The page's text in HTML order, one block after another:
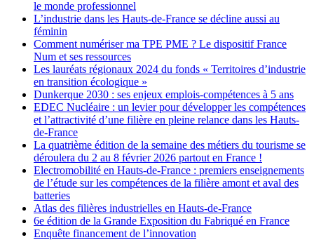
le monde professionnel
L’industrie dans les Hauts-de-France se décline aussi au
féminin
Comment numériser ma TPE PME ? Le dispositif France
Num et ses ressources
Les lauréats régionaux 2024 du fonds « Territoires d’industrie
en transition écologique »
Dunkerque 2030 : ses enjeux emplois-compétences à 5 ans
EDEC Nucléaire : un levier pour développer les compétences
et l’attractivité d’une filière en pleine relance dans les Hauts-
de-France
La quatrième édition de la semaine des métiers du tourisme se
déroulera du 2 au 8 février 2026 partout en France !
Electromobilité en Hauts-de-France : premiers enseignements
de l’étude sur les compétences de la filière amont et aval des
batteries
Atlas des filières industrielles en Hauts-de-France
6e édition de la Grande Exposition du Fabriqué en France
Enquête financement de l’innovation